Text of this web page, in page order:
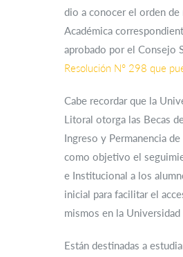
dio a conocer el orden
Académica
aprobado por el Consejo
Resolución N° 298 que
Cabe recordar que la
Litoral otorga las Becas
Ingreso y Permanencia
como objetivo el
e Institucional a los
inicial para facilitar el
mismos en la
Están destinadas a